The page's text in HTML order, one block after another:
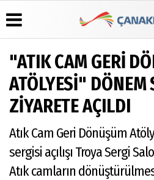
Üye Paneli
Haber
Arşivi
Arşivi
Günün
Haberleri
Hava
Durumu
Gazete
Manşetleri
Anketler
Biyografiler
"ATIK CAM GERİ
ATÖLYESİ" DÖNEM
ZİYARETE AÇILDI
Atık Cam Geri Dönüşüm
sergisi açılışı Troya Sergi
Atık camların